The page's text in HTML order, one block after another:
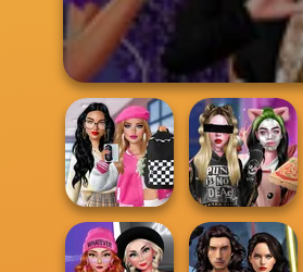
Bab's Back to